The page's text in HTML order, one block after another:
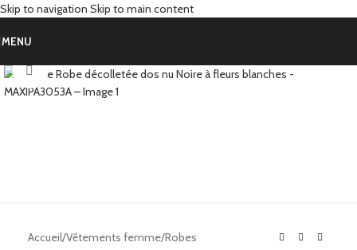
Skip to navigation Skip to main content
MENU
Click to enlarge
Accueil/Vêtements femme/Robes